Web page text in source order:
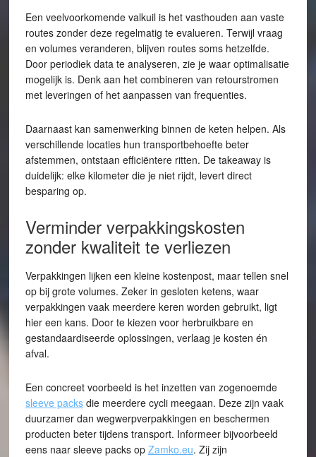
Een veelvoorkomende valkuil is het vasthouden aan vaste
routes zonder deze regelmatig te evalueren. Terwijl vraag
en volumes veranderen, blijven routes soms hetzelfde.
Door periodiek data te analyseren, zie je waar optimalisatie
mogelijk is. Denk aan het combineren van retourstromen
met leveringen of het aanpassen van frequenties.
Daarnaast kan samenwerking binnen de keten helpen. Als
verschillende locaties hun transportbehoefte beter
afstemmen, ontstaan efficiëntere ritten. De takeaway is
duidelijk: elke kilometer die je niet rijdt, levert direct
besparing op.
Verminder verpakkingskosten
zonder kwaliteit te verliezen
Verpakkingen lijken een kleine kostenpost, maar tellen snel
op bij grote volumes. Zeker in gesloten ketens, waar
verpakkingen vaak meerdere keren worden gebruikt, ligt
hier een kans. Door te kiezen voor herbruikbare en
gestandaardiseerde oplossingen, verlaag je kosten én
afval.
Een concreet voorbeeld is het inzetten van zogenoemde
sleeve packsdie meerdere cycli meegaan. Deze zijn vaak
duurzamer dan wegwerpverpakkingen en beschermen
producten beter tijdens transport. Informeer bijvoorbeeld
eens naar sleeve packs op Zamko.eu. Zij zijn